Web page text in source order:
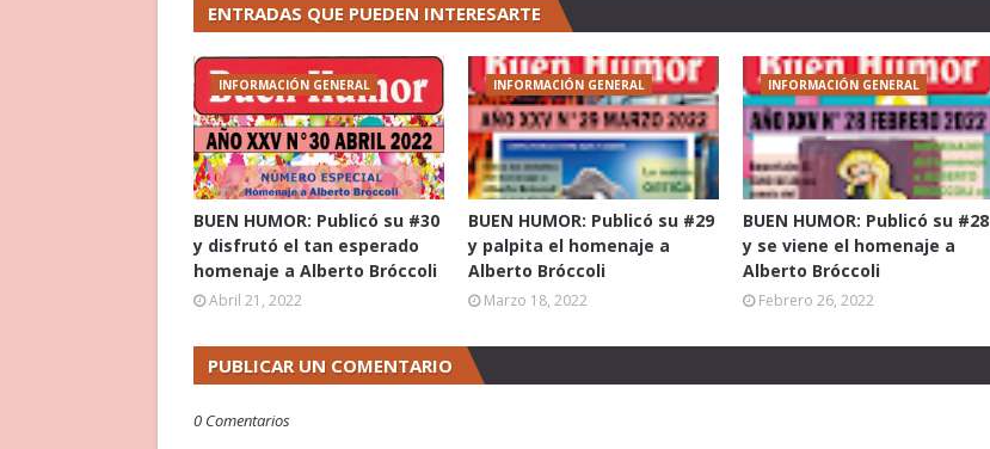
ENTRADAS QUE PUEDEN INTERESARTE
INFORMACIÓN GENERAL
BUEN HUMOR: Publicó su #30
y disfrutó el tan esperado
homenaje a Alberto Bróccoli
Abril 21, 2022
INFORMACIÓN GENERAL
BUEN HUMOR: Publicó su #29
y palpita el homenaje a
Alberto Bróccoli
Marzo 18, 2022
INFORMACIÓN GENERAL
BUEN HUMOR: Publicó su #28
y se viene el homenaje a
Alberto Bróccoli
Febrero 26, 2022
PUBLICAR UN COMENTARIO
0 Comentarios